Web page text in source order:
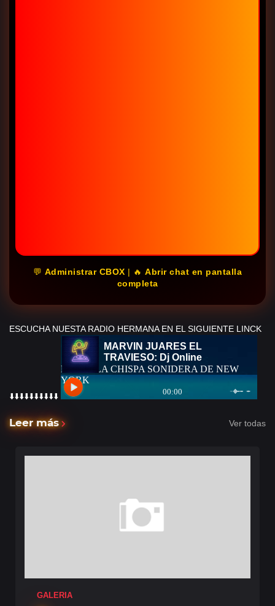
💬 Administrar CBOX | 🔥Abrir chat en pantalla
completa
ESCUCHA NUESTA RADIO HERMANA EN EL SIGUIENTE LINCK
⬇️⬇️⬇️⬇️⬇️⬇️⬇️⬇️⬇️⬇️
Leer más Ver todas
GALERIA